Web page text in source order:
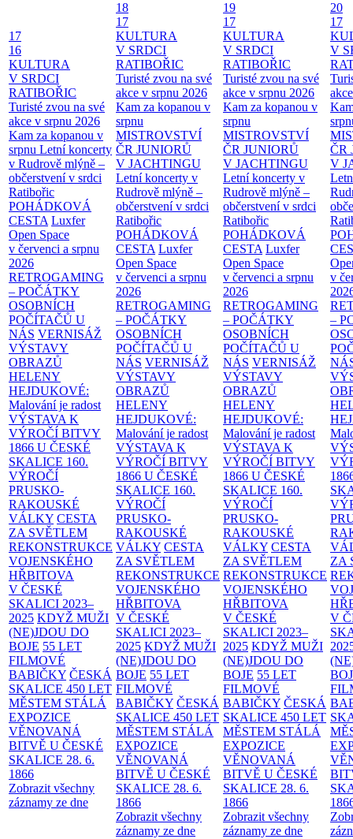
17
16
KULTURA
V SRDCI
RATIBOŘIC
Turisté zvou na své
akce v srpnu 2026
Kam za kopanou v
srpnu Letní koncerty
v Rudrově mlýně –
občerstvení v srdci
Ratibořic
POHÁDKOVÁ
CESTA Luxfer
Open Space
v červenci a srpnu
2026
RETROGAMING
– POČÁTKY
OSOBNÍCH
POČÍTAČŮ U
NÁS VERNISÁŽ
VÝSTAVY
OBRAZŮ
HELENY
HEJDUKOVÉ:
Malování je radost
VÝSTAVA K
VÝROČÍ BITVY
1866 U ČESKÉ
SKALICE 160.
VÝROČÍ
PRUSKO-
RAKOUSKÉ
VÁLKY CESTA
ZA SVĚTLEM
REKONSTRUKCE
VOJENSKÉHO
HŘBITOVA
V ČESKÉ
SKALICI 2023–
2025 KDYŽ MUŽI
(NE)JDOU DO
BOJE 55 LET
FILMOVÉ
BABIČKY ČESKÁ
SKALICE 450 LET
MĚSTEM STÁLÁ
EXPOZICE
VĚNOVANÁ
BITVĚ U ČESKÉ
SKALICE 28. 6.
1866
Zobrazit všechny
záznamy ze dne
18
17
KULTURA
V SRDCI
RATIBOŘIC
Turisté zvou na své
akce v srpnu 2026
Kam za kopanou v
srpnu
MISTROVSTVÍ
ČR JUNIORŮ
V JACHTINGU
Letní koncerty v
Rudrově mlýně –
občerstvení v srdci
Ratibořic
POHÁDKOVÁ
CESTA Luxfer
Open Space
v červenci a srpnu
2026
RETROGAMING
– POČÁTKY
OSOBNÍCH
POČÍTAČŮ U
NÁS VERNISÁŽ
VÝSTAVY
OBRAZŮ
HELENY
HEJDUKOVÉ:
Malování je radost
VÝSTAVA K
VÝROČÍ BITVY
1866 U ČESKÉ
SKALICE 160.
VÝROČÍ
PRUSKO-
RAKOUSKÉ
VÁLKY CESTA
ZA SVĚTLEM
REKONSTRUKCE
VOJENSKÉHO
HŘBITOVA
V ČESKÉ
SKALICI 2023–
2025 KDYŽ MUŽI
(NE)JDOU DO
BOJE 55 LET
FILMOVÉ
BABIČKY ČESKÁ
SKALICE 450 LET
MĚSTEM STÁLÁ
EXPOZICE
VĚNOVANÁ
BITVĚ U ČESKÉ
SKALICE 28. 6.
1866
Zobrazit všechny
záznamy ze dne
19
17
KULTURA
V SRDCI
RATIBOŘIC
Turisté zvou na své
akce v srpnu 2026
Kam za kopanou v
srpnu
MISTROVSTVÍ
ČR JUNIORŮ
V JACHTINGU
Letní koncerty v
Rudrově mlýně –
občerstvení v srdci
Ratibořic
POHÁDKOVÁ
CESTA Luxfer
Open Space
v červenci a srpnu
2026
RETROGAMING
– POČÁTKY
OSOBNÍCH
POČÍTAČŮ U
NÁS VERNISÁŽ
VÝSTAVY
OBRAZŮ
HELENY
HEJDUKOVÉ:
Malování je radost
VÝSTAVA K
VÝROČÍ BITVY
1866 U ČESKÉ
SKALICE 160.
VÝROČÍ
PRUSKO-
RAKOUSKÉ
VÁLKY CESTA
ZA SVĚTLEM
REKONSTRUKCE
VOJENSKÉHO
HŘBITOVA
V ČESKÉ
SKALICI 2023–
2025 KDYŽ MUŽI
(NE)JDOU DO
BOJE 55 LET
FILMOVÉ
BABIČKY ČESKÁ
SKALICE 450 LET
MĚSTEM STÁLÁ
EXPOZICE
VĚNOVANÁ
BITVĚ U ČESKÉ
SKALICE 28. 6.
1866
Zobrazit všechny
záznamy ze dne
20
17
V
ČR
V
v
–
ZA
V